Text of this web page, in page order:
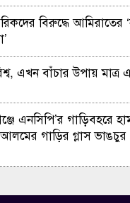
বিরুদ্ধে আমিরাতের
এখন বাঁচার উপায় মাত্র
এনসিপি’র গাড়িবহরে
গাড়ির গ্লাস ভাঙচুর